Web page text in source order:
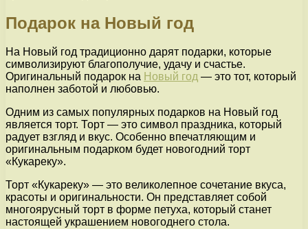
Подарок на Новый год
На Новый год традиционно дарят подарки, которые
символизируют благополучие, удачу и счастье.
Оригинальный подарок на Новый год — это тот, который
наполнен заботой и любовью.
Одним из самых популярных подарков на Новый год
является торт. Торт — это символ праздника, который
радует взгляд и вкус. Особенно впечатляющим и
оригинальным подарком будет новогодний торт
«Кукареку».
Торт «Кукареку» — это великолепное сочетание вкуса,
красоты и оригинальности. Он представляет собой
многоярусный торт в форме петуха, который станет
настоящей украшением новогоднего стола.